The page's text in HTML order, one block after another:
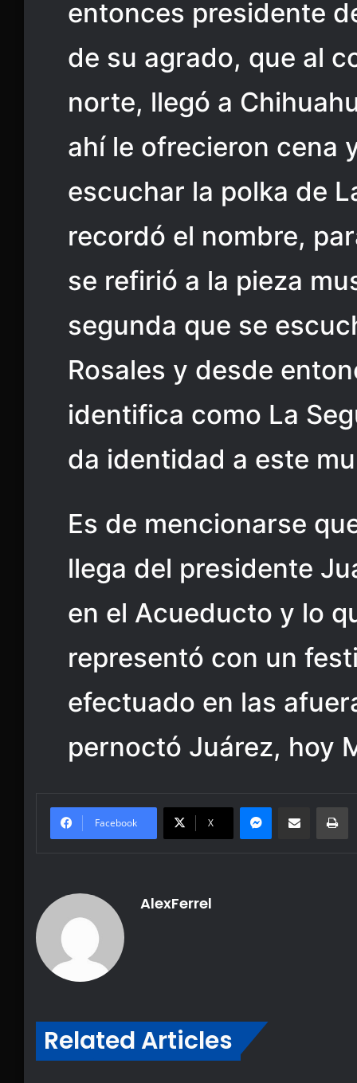
entonces presidente
de su agrado, que al
norte, llegó a
ahí le ofrecieron cena
escuchar la polka de
recordó el nombre,
se refirió a la pieza
segunda que se
Rosales y desde
identifica como La
da identidad a este
Es de mencionarse
llega del presidente
en el Acueducto y lo
representó con un
efectuado en las
pernoctó Juárez, hoy
Facebook X
Messenger
Share via Email
AlexFerrel
Related Articles